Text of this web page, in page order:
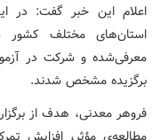
اعلام این خبر گفت: در
استان‌های مختلف
معرفی‌شده و شرکت در
برگزیده مشخص شدند.
فروهر معدنی، هدف از